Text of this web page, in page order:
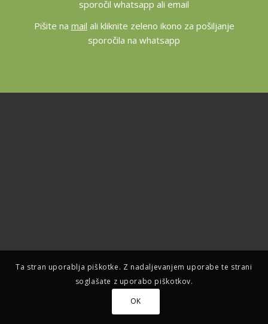
sporočil whatsapp ali email
Pišite na mail ali kliknite zeleno ikono za pošiljanje
sporočila na whatsapp
Ta stran uporablja piškotke. Z nadaljevanjem uporabe te strani
soglašate z uporabo piškotkov.
OK